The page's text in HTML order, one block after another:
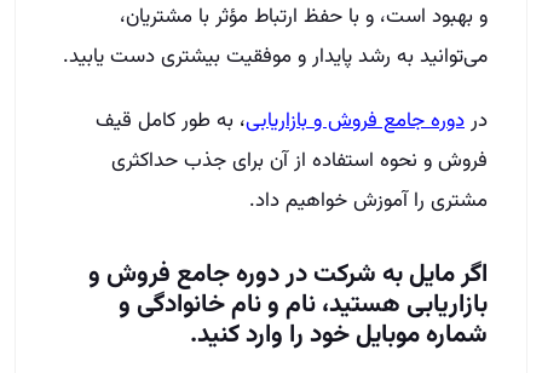
و بهبود است، و با حفظ ارتباط مؤثر با مشتریان،
می‌توانید به رشد پایدار و موفقیت بیشتری دست یابید.
در دوره جامع فروش و بازاریابی، به طور کامل قیف
فروش و نحوه استفاده از آن برای جذب حداکثری
مشتری را آموزش خواهیم داد.
اگر مایل به شرکت در دوره جامع فروش و
بازاریابی هستید، نام و نام خانوادگی و
شماره موبایل خود را وارد کنید.